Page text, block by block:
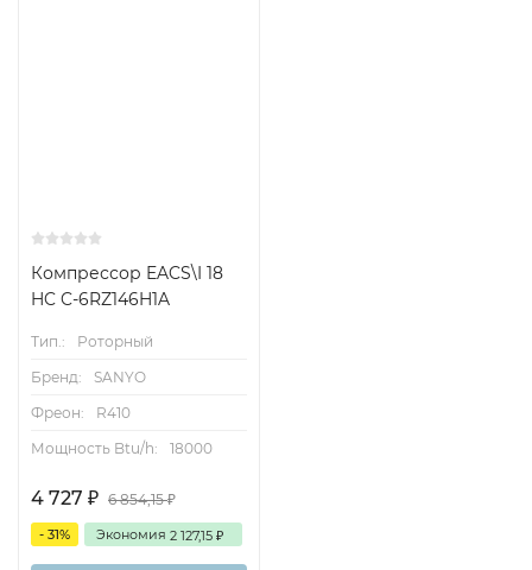
Компрессор EACS\I 18
HC C-6RZ146H1A
Тип.:
Роторный
Бренд:
SANYO
Фреон:
R410
Мощность Btu/h:
18000
4 727 ₽ 6 854,15₽
- 31% Экономия 2 127,15 ₽